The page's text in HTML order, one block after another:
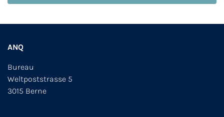
ANQ
Bureau
Weltpoststrasse 5
3015 Berne